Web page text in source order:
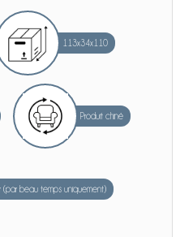
113x34x110
Produit chiné
(par beau temps uniquement)